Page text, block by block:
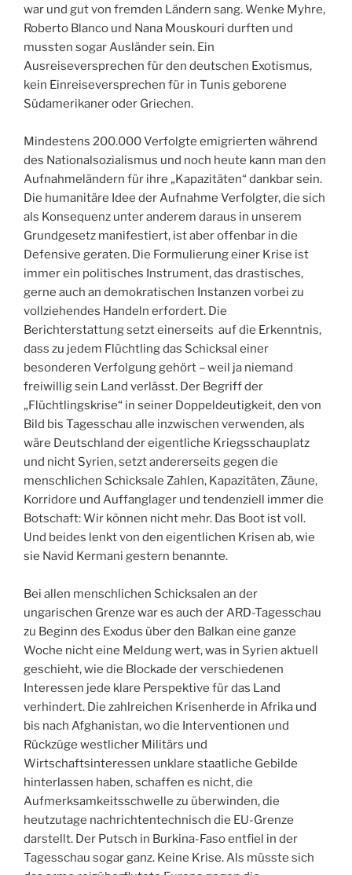
war und gut von fremden Ländern sang. Wenke Myhre,
Roberto Blanco und Nana Mouskouri durften und
mussten sogar Ausländer sein. Ein
Ausreiseversprechen für den deutschen Exotismus,
kein Einreiseversprechen für in Tunis geborene
Südamerikaner oder Griechen.
Mindestens 200.000 Verfolgte emigrierten während
des Nationalsozialismus und noch heute kann man den
Aufnahmeländern für ihre „Kapazitäten“ dankbar sein.
Die humanitäre Idee der Aufnahme Verfolgter, die sich
als Konsequenz unter anderem daraus in unserem
Grundgesetz manifestiert, ist aber offenbar in die
Defensive geraten. Die Formulierung einer Krise ist
immer ein politisches Instrument, das drastisches,
gerne auch an demokratischen Instanzen vorbei zu
vollziehendes Handeln erfordert. Die
Berichterstattung setzt einerseits auf die Erkenntnis,
dass zu jedem Flüchtling das Schicksal einer
besonderen Verfolgung gehört – weil ja niemand
freiwillig sein Land verlässt. Der Begriff der
„Flüchtlingskrise“ in seiner Doppeldeutigkeit, den von
Bild bis Tagesschau alle inzwischen verwenden, als
wäre Deutschland der eigentliche Kriegsschauplatz
und nicht Syrien, setzt andererseits gegen die
menschlichen Schicksale Zahlen, Kapazitäten, Zäune,
Korridore und Auffanglager und tendenziell immer die
Botschaft: Wir können nicht mehr. Das Boot ist voll.
Und beides lenkt von den eigentlichen Krisen ab, wie
sie Navid Kermani gestern benannte.
Bei allen menschlichen Schicksalen an der
ungarischen Grenze war es auch der ARD-Tagesschau
zu Beginn des Exodus über den Balkan eine ganze
Woche nicht eine Meldung wert, was in Syrien aktuell
geschieht, wie die Blockade der verschiedenen
Interessen jede klare Perspektive für das Land
verhindert. Die zahlreichen Krisenherde in Afrika und
bis nach Afghanistan, wo die Interventionen und
Rückzüge westlicher Militärs und
Wirtschaftsinteressen unklare staatliche Gebilde
hinterlassen haben, schaffen es nicht, die
Aufmerksamkeitsschwelle zu überwinden, die
heutzutage nachrichtentechnisch die EU-Grenze
darstellt. Der Putsch in Burkina-Faso entfiel in der
Tagesschau sogar ganz. Keine Krise. Als müsste sich